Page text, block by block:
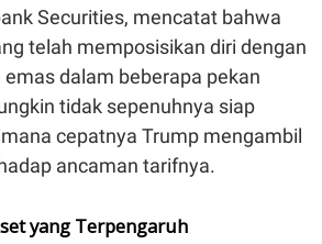
Securities, mencatat bahwa
telah memposisikan diri dengan
dalam beberapa pekan
tidak sepenuhnya siap
cepatnya Trump mengambil
ancaman tarifnya.
yang Terpengaruh